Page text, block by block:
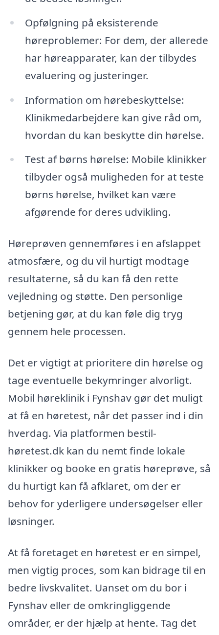
Opfølgning på eksisterende
høreproblemer: For dem, der allerede
har høreapparater, kan der tilbydes
evaluering og justeringer.
Information om hørebeskyttelse:
Klinikmedarbejdere kan give råd om,
hvordan du kan beskytte din hørelse.
Test af børns hørelse: Mobile klinikker
tilbyder også muligheden for at teste
børns hørelse, hvilket kan være
afgørende for deres udvikling.
Høreprøven gennemføres i en afslappet
atmosfære, og du vil hurtigt modtage
resultaterne, så du kan få den rette
vejledning og støtte. Den personlige
betjening gør, at du kan føle dig tryg
gennem hele processen.
Det er vigtigt at prioritere din hørelse og
tage eventuelle bekymringer alvorligt.
Mobil høreklinik i Fynshav gør det muligt
at få en høretest, når det passer ind i din
hverdag. Via platformen bestil-
høretest.dk kan du nemt finde lokale
klinikker og booke en gratis høreprøve, så
du hurtigt kan få afklaret, om der er
behov for yderligere undersøgelser eller
løsninger.
At få foretaget en høretest er en simpel,
men vigtig proces, som kan bidrage til en
bedre livskvalitet. Uanset om du bor i
Fynshav eller de omkringliggende
områder, er der hjælp at hente. Tag det